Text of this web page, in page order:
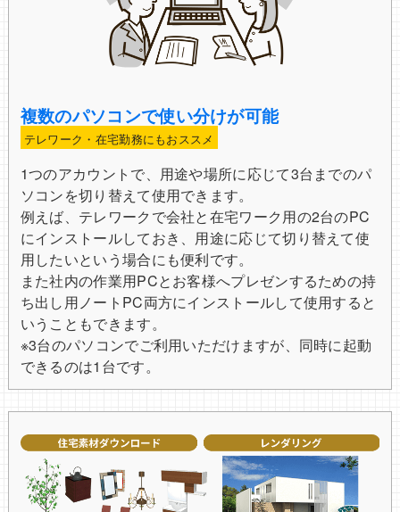
複数のパソコンで使い分けが可能
テレワーク・在宅勤務にもおススメ
1つのアカウントで、用途や場所に応じて3台までのパ
ソコンを切り替えて使用できます。
例えば、テレワークで会社と在宅ワーク用の2台のPC
にインストールしておき、用途に応じて切り替えて使
用したいという場合にも便利です。
また社内の作業用PCとお客様へプレゼンするための持
ち出し用ノートPC両方にインストールして使用すると
いうこともできます。
※3台のパソコンでご利用いただけますが、同時に起動
できるのは1台です。